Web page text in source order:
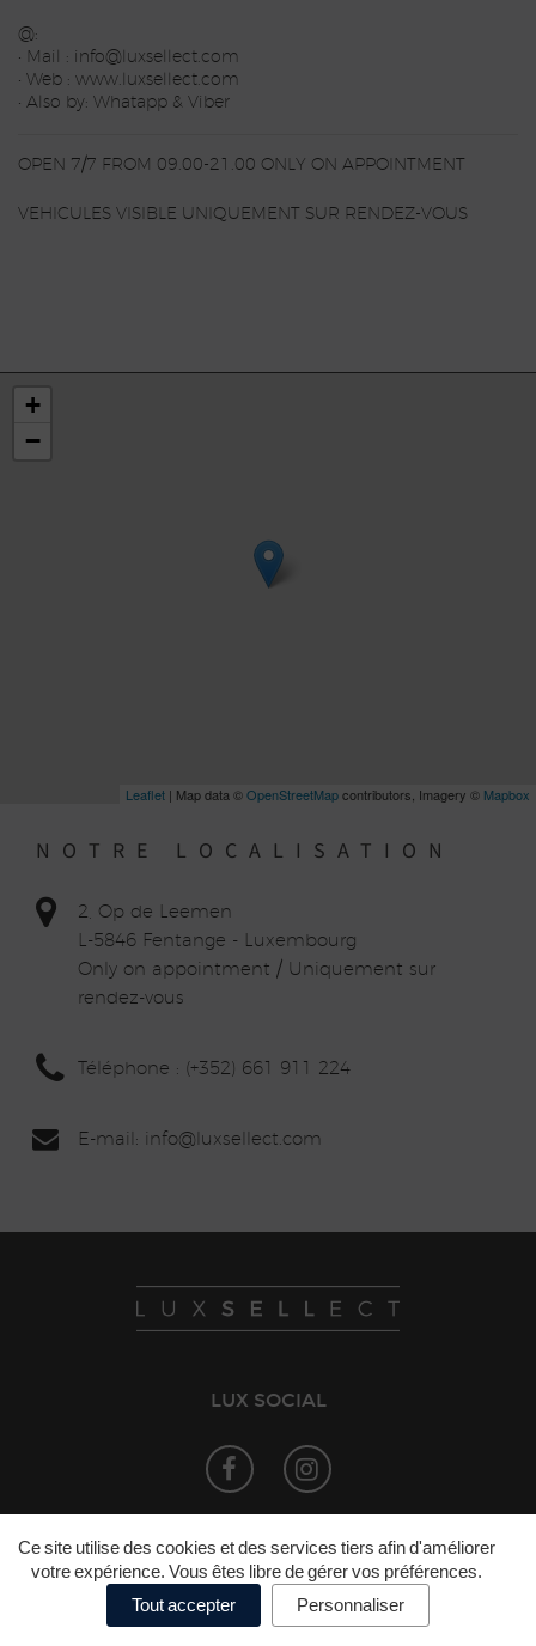
@:
• Mail : info@luxsellect.com
• Web : www.luxsellect.com
• Also by: Whatapp & Viber
OPEN 7/7 FROM 09.00-21.00 ONLY ON APPOINTMENT
VEHICULES VISIBLE UNIQUEMENT SUR RENDEZ-VOUS
+
−
Leaflet | Map data ©OpenStreetMapcontributors, Imagery © Mapbox
NOTRE LOCALISATION
2, Op de Leemen
L-5846 Fentange - Luxembourg
Only on appointment / Uniquement sur
rendez-vous
Téléphone : (+352) 661 911 224
E-mail: info@luxsellect.com
LUX SOCIAL
©LuxSELLect • Mentions légales •
Politique
de confidentialité
• Politique de cookies •
Préférences de cookies
Ce site utilise des cookies et des services tiers afin d'améliorer
votre expérience. Vous êtes libre de gérer vos préférences.
Tout accepter
Personnaliser